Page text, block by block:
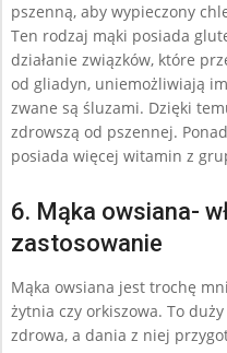
pszenną, aby wypieczony
Ten rodzaj mąki posiada
działanie związków, które
od gliadyn, uniemożliwiają
zwane są śluzami. Dzięki
zdrowszą od pszennej.
posiada więcej witamin z
6. Mąka owsiana-
zastosowanie
Mąka owsiana jest trochę
żytnia czy orkiszowa. To
zdrowa, a dania z niej